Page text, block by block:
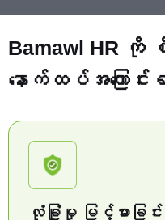
Bamawl HR
နောက်ထပ်အကြောင်းရင်
လုံခြုံမှု မြင့်မားခြင်း